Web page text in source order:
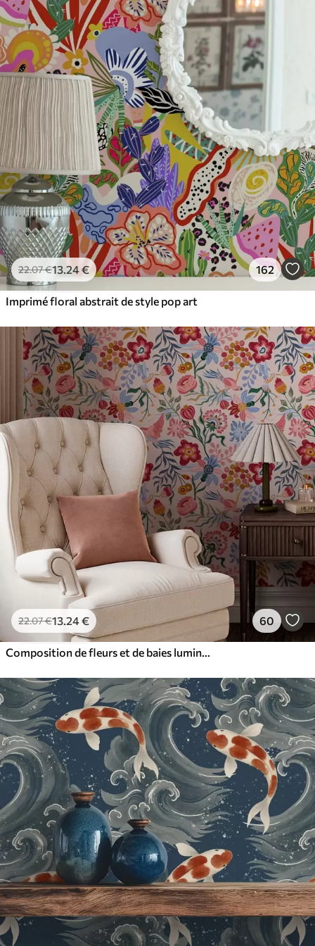
65.0039.00 €/m²
22.07€13.24€ 162
Imprimé floral abstrait de style pop art
22.07€13.24€ 60
Composition de fleurs et de baies lumineuses avec des perroquets